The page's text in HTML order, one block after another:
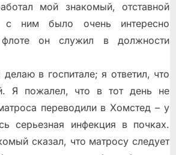
мой знакомый, отставной
ним было очень интересно
он служил в должности
в госпитале; я ответил, что
Я пожалел, что в тот день не
переводили в Хомстед – у
серьезная инфекция в почках.
сказал, что матросу следует